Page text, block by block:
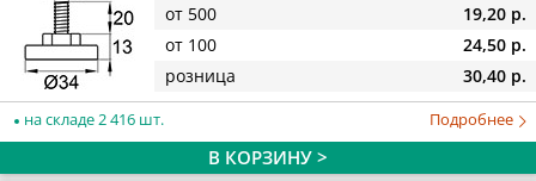
от 500
19,20 р.
от 100
24,50 р.
розница
30,40 р.
на складе 2 416 шт. Подробнее
В КОРЗИНУ >